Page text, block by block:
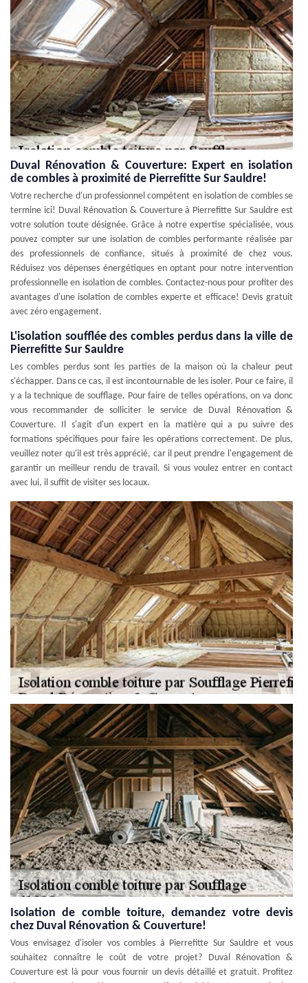
Duval Rénovation & Couverture: Expert en isolation
de combles à proximité de Pierrefitte Sur Sauldre!
Votre recherche d'un professionnel compétent en isolation de combles se
termine ici! Duval Rénovation & Couverture à Pierrefitte Sur Sauldre est
votre solution toute désignée. Grâce à notre expertise spécialisée, vous
pouvez compter sur une isolation de combles performante réalisée par
des professionnels de confiance, situés à proximité de chez vous.
Réduisez vos dépenses énergétiques en optant pour notre intervention
professionnelle en isolation de combles. Contactez-nous pour profiter des
avantages d'une isolation de combles experte et efficace! Devis gratuit
avec zéro engagement.
L'isolation soufflée des combles perdus dans la ville de
Pierrefitte Sur Sauldre
Les combles perdus sont les parties de la maison où la chaleur peut
s'échapper. Dans ce cas, il est incontournable de les isoler. Pour ce faire, il
y a la technique de soufflage. Pour faire de telles opérations, on va donc
vous recommander de solliciter le service de Duval Rénovation &
Couverture. Il s'agit d'un expert en la matière qui a pu suivre des
formations spécifiques pour faire les opérations correctement. De plus,
veuillez noter qu'il est très apprécié, car il peut prendre l'engagement de
garantir un meilleur rendu de travail. Si vous voulez entrer en contact
avec lui, il suffit de visiter ses locaux.
Isolation de comble toiture, demandez votre devis
chez Duval Rénovation & Couverture!
Vous envisagez d'isoler vos combles à Pierrefitte Sur Sauldre et vous
souhaitez connaître le coût de votre projet? Duval Rénovation &
Couverture est là pour vous fournir un devis détaillé et gratuit. Profitez